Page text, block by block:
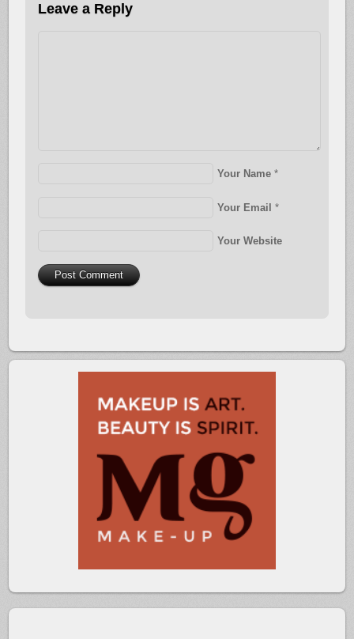
Leave a Reply
Your Name *
Your Email *
Your Website